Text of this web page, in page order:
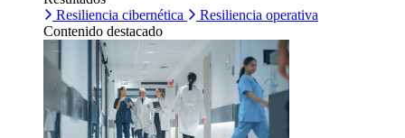
Resiliencia cibernética
Resiliencia operativa
Contenido destacado